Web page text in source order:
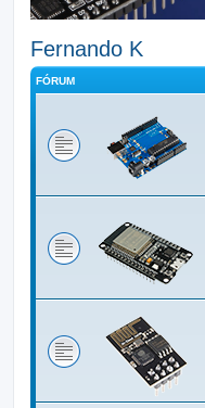
Fernando K
FÓRUM